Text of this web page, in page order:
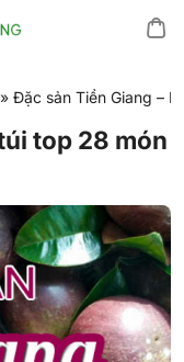
» Đặc sản Tiền Giang –
top 28 món